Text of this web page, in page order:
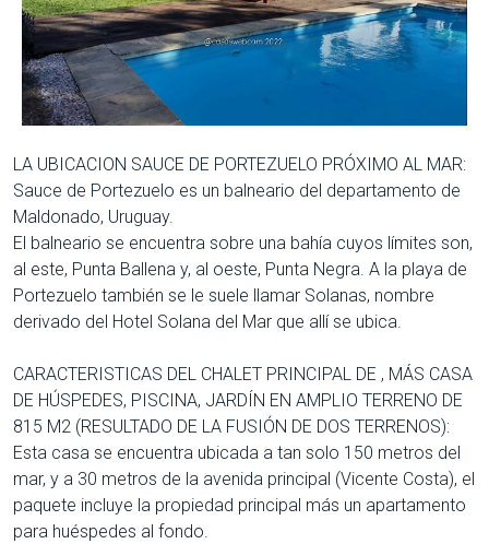
LA UBICACION SAUCE DE PORTEZUELO PRÓXIMO AL MAR:
Sauce de Portezuelo es un balneario del departamento de
Maldonado, Uruguay.
El balneario se encuentra sobre una bahía cuyos límites son,
al este, Punta Ballena y, al oeste, Punta Negra. A la playa de
Portezuelo también se le suele llamar Solanas, nombre
derivado del Hotel Solana del Mar que allí se ubica.
CARACTERISTICAS DEL CHALET PRINCIPAL DE , MÁS CASA
DE HÚSPEDES, PISCINA, JARDÍN EN AMPLIO TERRENO DE
815 M2 (RESULTADO DE LA FUSIÓN DE DOS TERRENOS):
Esta casa se encuentra ubicada a tan solo 150 metros del
mar, y a 30 metros de la avenida principal (Vicente Costa), el
paquete incluye la propiedad principal más un apartamento
para huéspedes al fondo.